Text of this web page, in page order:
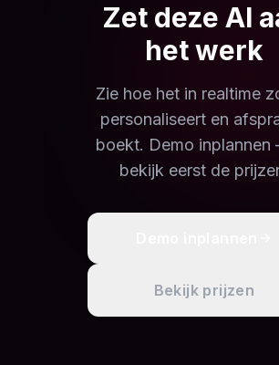
Zet deze AI
het werk
Zie hoe het in realtime
personaliseert en
boekt. Demo
bekijk eerst de
Bekijk prijzen